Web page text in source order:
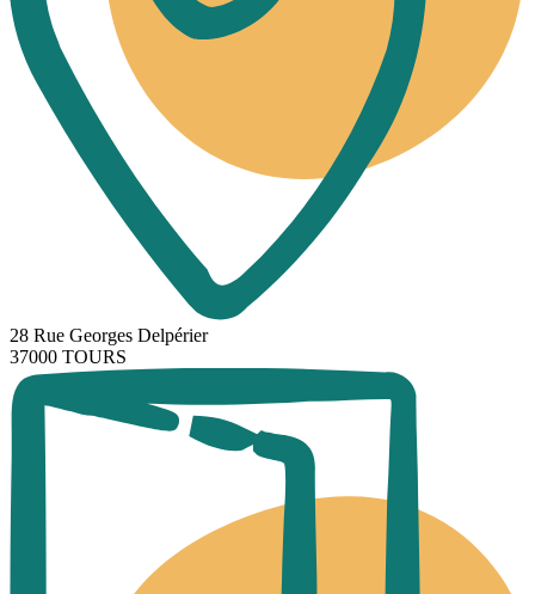
28 Rue Georges Delpérier
37000 TOURS